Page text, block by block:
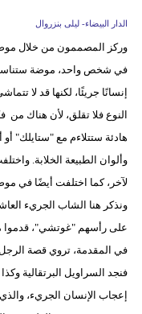
الدار البيضاء- ليلى بنزروال
وركز المصممون من خلال
في شخص واحد، موضة
إنسانًا جريئًا، لكنها قد لا
النوع فلا تقلق، لأن هناك
هادئة ستتلاءم مع "ستايلك" أو
وألوان الطبيعة الخلابة.
لآخر، كما اختلفت أيضًا في
ونذكر هنا الشاب الجريء
على رأسهم "غوتشي"، قدموا
في المقدمة، تروي قصة الرجل
فنجد السراويل البرتقالية
إعجاب الإنسان الجريء،